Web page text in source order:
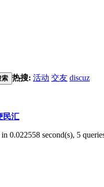
索 热搜: 活动 交友 discuz
民汇
in 0.022558 second(s), 5